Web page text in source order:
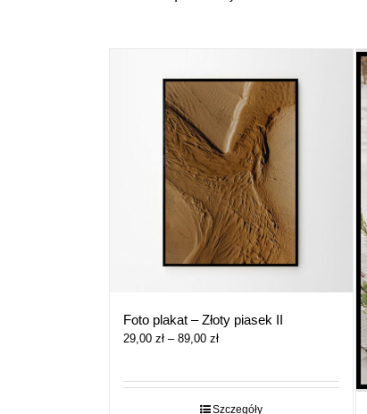
Foto plakat – Złoty piasek II
29,00 zł – 89,00 złZakres
29,00 zł
do
Szczegóły